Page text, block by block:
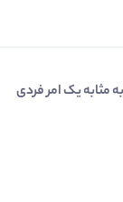
مثابه یک امر فردی